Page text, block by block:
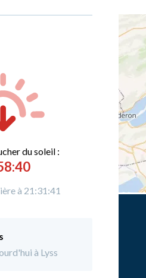
du soleil :
à 21:31:41
à Lyss